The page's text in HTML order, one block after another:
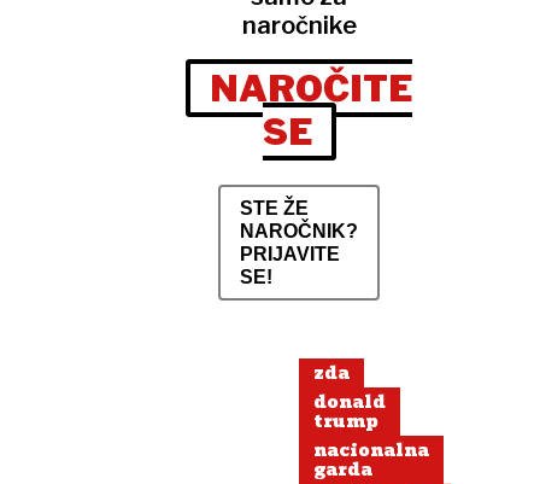
naročnike
NAROČITE
SE
STE ŽE
NAROČNIK?
PRIJAVITE
SE!
zda
donald
trump
nacionalna
garda